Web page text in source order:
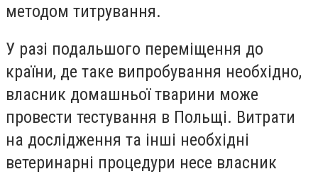
методом титрування.
У разі подальшого переміщення до
країни, де таке випробування необхідно,
власник домашньої тварини може
провести тестування в Польщі. Витрати
на дослідження та інші необхідні
ветеринарні процедури несе власник